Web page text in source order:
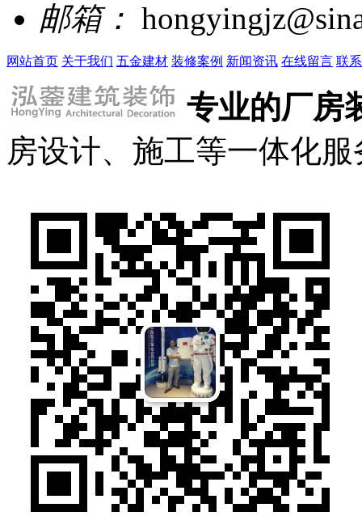
邮箱：
网站首页 关于我们 五金建材 装修案例 新闻资讯 在线留言 联
专业的厂房
房设计、施工等一体化服